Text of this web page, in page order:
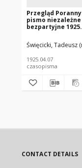
Przegląd
pismo niezależne
bezpartyjne
Święcicki, Tadeusz
1925.04.07
czasopisma
CONTACT DETAILS